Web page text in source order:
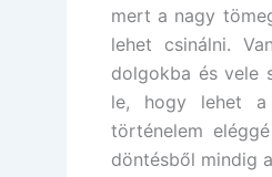
mert a nagy
lehet csinálni.
dolgokba és vele
le, hogy lehet a
történelem
döntésből mindig